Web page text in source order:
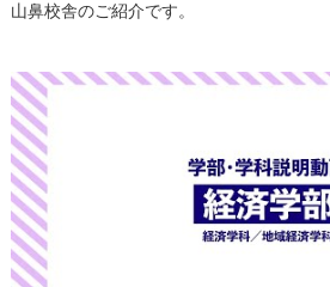
山鼻校舎のご紹介です。